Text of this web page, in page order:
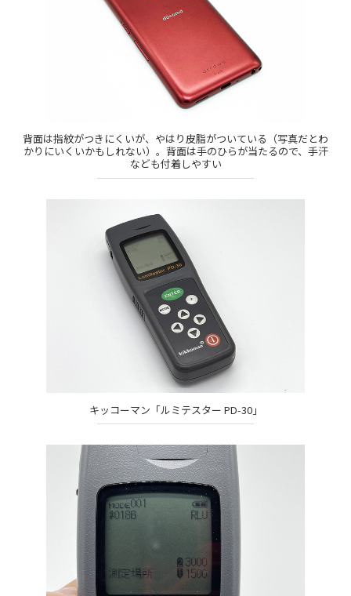
背面は指紋がつきにくいが、やはり皮脂がついている（写真だとわ
かりにいくいかもしれない）。背面は手のひらが当たるので、手汗
なども付着しやすい
キッコーマン「ルミテスター PD-30」